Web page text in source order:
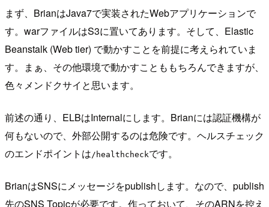
まず、BrianはJava7で実装されたWebアプリケーションで
す。warファイルはS3に置いてあります。そして、Elastic
Beanstalk (Web tier) で動かすことを前提に考えられていま
す。まぁ、その他環境で動かすことももちろんできますが、
色々メンドクサイと思います。
前述の通り、ELBはInternalにします。Brianには認証機構が
何もないので、外部公開するのは危険です。ヘルスチェック
のエンドポイントは /healthcheckです。
BrianはSNSにメッセージをpublishします。なので、publish
先のSNS Topicが必要です。作っておいて、そのARNを控え